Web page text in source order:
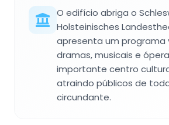
O edifício abriga o
Holsteinisches
apresenta um programa
dramas, musicais e
importante centro
atraindo públicos de
circundante.